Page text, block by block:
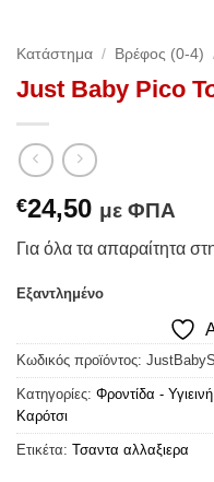
Κατάστημα / Βρέφος (0-4)
Just Baby Pico
€24,50 με ΦΠΑ
Για όλα τα απαραίτητα
Εξαντλημένο
Κωδικός προϊόντος:
Κατηγορίες: Φροντίδα - Υγιεινή
Καρότσι
Ετικέτα: Τσαντα αλλαξιερα